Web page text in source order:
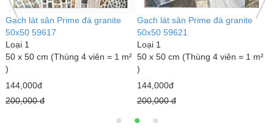
Gạch lát sân Prime đá granite
50x50 59617
Loại 1
50 x 50 cm (Thùng 4 viên = 1 m²
)
144,000đ
200,000 đ
Gạch lát sân Prime đá granite
50x50 59621
Loại 1
50 x 50 cm (Thùng 4 viên = 1 m²
)
144,000đ
200,000 đ